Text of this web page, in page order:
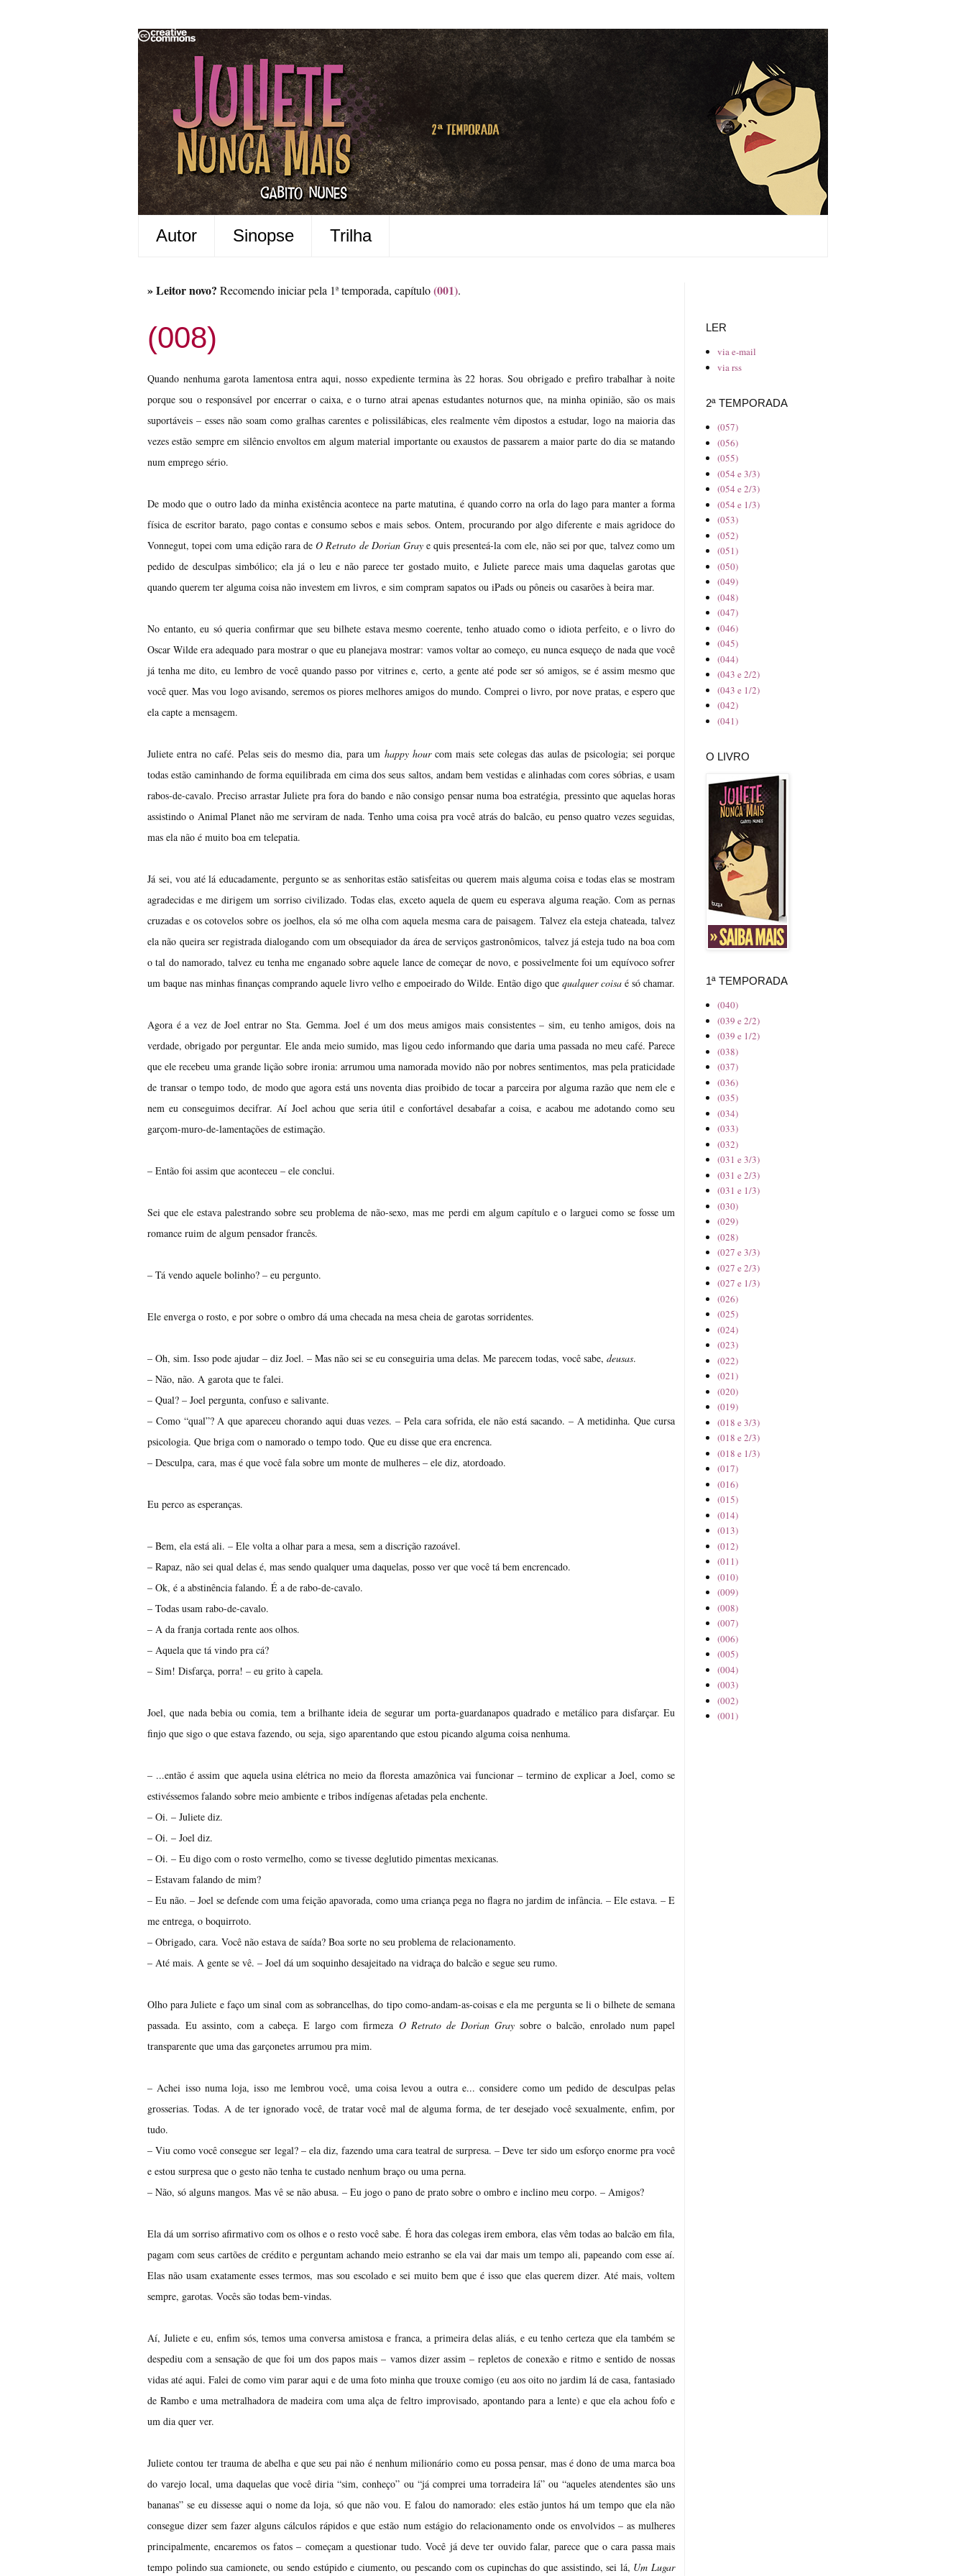
Autor Sinopse Trilha
» Leitor novo? Recomendo iniciar pela 1ª temporada, capítulo(001).
(008)
Quando nenhuma garota lamentosa entra aqui, nosso expediente termina às 22 horas. Sou obrigado e prefiro trabalhar à noite
porque sou o responsável por encerrar o caixa, e o turno atrai apenas estudantes noturnos que, na minha opinião, são os mais
suportáveis – esses não soam como gralhas carentes e polissilábicas, eles realmente vêm dipostos a estudar, logo na maioria das
vezes estão sempre em silêncio envoltos em algum material importante ou exaustos de passarem a maior parte do dia se matando
num emprego sério.
De modo que o outro lado da minha existência acontece na parte matutina, é quando corro na orla do lago para manter a forma
física de escritor barato, pago contas e consumo sebos e mais sebos. Ontem, procurando por algo diferente e mais agridoce do
Vonnegut, topei com uma edição rara deO Retrato de Dorian Graye quis presenteá-la com ele, não sei por que, talvez como um
pedido de desculpas simbólico; ela já o leu e não parece ter gostado muito, e Juliete parece mais uma daquelas garotas que
quando querem ter alguma coisa não investem em livros, e sim compram sapatos ou iPads ou pôneis ou casarões à beira mar.
No entanto, eu só queria confirmar que seu bilhete estava mesmo coerente, tenho atuado como o idiota perfeito, e o livro do
Oscar Wilde era adequado para mostrar o que eu planejava mostrar: vamos voltar ao começo, eu nunca esqueço de nada que você
já tenha me dito, eu lembro de você quando passo por vitrines e, certo, a gente até pode ser só amigos, se é assim mesmo que
você quer. Mas vou logo avisando, seremos os piores melhores amigos do mundo. Comprei o livro, por nove pratas, e espero que
ela capte a mensagem.
Juliete entra no café. Pelas seis do mesmo dia, para um happy hourcom mais sete colegas das aulas de psicologia; sei porque
todas estão caminhando de forma equilibrada em cima dos seus saltos, andam bem vestidas e alinhadas com cores sóbrias, e usam
rabos-de-cavalo. Preciso arrastar Juliete pra fora do bando e não consigo pensar numa boa estratégia, pressinto que aquelas horas
assistindo o Animal Planet não me serviram de nada. Tenho uma coisa pra você atrás do balcão, eu penso quatro vezes seguidas,
mas ela não é muito boa em telepatia.
Já sei, vou até lá educadamente, pergunto se as senhoritas estão satisfeitas ou querem mais alguma coisa e todas elas se mostram
agradecidas e me dirigem um sorriso civilizado. Todas elas, exceto aquela de quem eu esperava alguma reação. Com as pernas
cruzadas e os cotovelos sobre os joelhos, ela só me olha com aquela mesma cara de paisagem. Talvez ela esteja chateada, talvez
ela não queira ser registrada dialogando com um obsequiador da área de serviços gastronômicos, talvez já esteja tudo na boa com
o tal do namorado, talvez eu tenha me enganado sobre aquele lance de começar de novo, e possivelmente foi um equívoco sofrer
um baque nas minhas finanças comprando aquele livro velho e empoeirado do Wilde. Então digo que qualquer coisa é só chamar.
Agora é a vez de Joel entrar no Sta. Gemma. Joel é um dos meus amigos mais consistentes – sim, eu tenho amigos, dois na
verdade, obrigado por perguntar. Ele anda meio sumido, mas ligou cedo informando que daria uma passada no meu café. Parece
que ele recebeu uma grande lição sobre ironia: arrumou uma namorada movido não por nobres sentimentos, mas pela praticidade
de transar o tempo todo, de modo que agora está uns noventa dias proibido de tocar a parceira por alguma razão que nem ele e
nem eu conseguimos decifrar. Aí Joel achou que seria útil e confortável desabafar a coisa, e acabou me adotando como seu
garçom-muro-de-lamentações de estimação.
– Então foi assim que aconteceu – ele conclui.
Sei que ele estava palestrando sobre seu problema de não-sexo, mas me perdi em algum capítulo e o larguei como se fosse um
romance ruim de algum pensador francês.
– Tá vendo aquele bolinho? – eu pergunto.
Ele enverga o rosto, e por sobre o ombro dá uma checada na mesa cheia de garotas sorridentes.
– Oh, sim. Isso pode ajudar – diz Joel. – Mas não sei se eu conseguiria uma delas. Me parecem todas, você sabe, deusas.
– Não, não. A garota que te falei.
– Qual? – Joel pergunta, confuso e salivante.
– Como “qual”? A que apareceu chorando aqui duas vezes. – Pela cara sofrida, ele não está sacando. – A metidinha. Que cursa
psicologia. Que briga com o namorado o tempo todo. Que eu disse que era encrenca.
– Desculpa, cara, mas é que você fala sobre um monte de mulheres – ele diz, atordoado.
Eu perco as esperanças.
– Bem, ela está ali. – Ele volta a olhar para a mesa, sem a discrição razoável.
– Rapaz, não sei qual delas é, mas sendo qualquer uma daquelas, posso ver que você tá bem encrencado.
– Ok, é a abstinência falando. É a de rabo-de-cavalo.
– Todas usam rabo-de-cavalo.
– A da franja cortada rente aos olhos.
– Aquela que tá vindo pra cá?
– Sim! Disfarça, porra! – eu grito à capela.
Joel, que nada bebia ou comia, tem a brilhante ideia de segurar um porta-guardanapos quadrado e metálico para disfarçar. Eu
finjo que sigo o que estava fazendo, ou seja, sigo aparentando que estou picando alguma coisa nenhuma.
– ...então é assim que aquela usina elétrica no meio da floresta amazônica vai funcionar – termino de explicar a Joel, como se
estivéssemos falando sobre meio ambiente e tribos indígenas afetadas pela enchente.
– Oi. – Juliete diz.
– Oi. – Joel diz.
– Oi. – Eu digo com o rosto vermelho, como se tivesse deglutido pimentas mexicanas.
– Estavam falando de mim?
– Eu não. – Joel se defende com uma feição apavorada, como uma criança pega no flagra no jardim de infância. – Ele estava. – E
me entrega, o boquirroto.
– Obrigado, cara. Você não estava de saída? Boa sorte no seu problema de relacionamento.
– Até mais. A gente se vê. – Joel dá um soquinho desajeitado na vidraça do balcão e segue seu rumo.
Olho para Juliete e faço um sinal com as sobrancelhas, do tipo como-andam-as-coisas e ela me pergunta se li o bilhete de semana
passada. Eu assinto, com a cabeça. E largo com firmeza O Retrato de Dorian Graysobre o balcão, enrolado num papel
transparente que uma das garçonetes arrumou pra mim.
– Achei isso numa loja, isso me lembrou você, uma coisa levou a outra e... considere como um pedido de desculpas pelas
grosserias. Todas. A de ter ignorado você, de tratar você mal de alguma forma, de ter desejado você sexualmente, enfim, por
tudo.
– Viu como você consegue ser legal? – ela diz, fazendo uma cara teatral de surpresa. – Deve ter sido um esforço enorme pra você
e estou surpresa que o gesto não tenha te custado nenhum braço ou uma perna.
– Não, só alguns mangos. Mas vê se não abusa. – Eu jogo o pano de prato sobre o ombro e inclino meu corpo. – Amigos?
Ela dá um sorriso afirmativo com os olhos e o resto você sabe. É hora das colegas irem embora, elas vêm todas ao balcão em fila,
pagam com seus cartões de crédito e perguntam achando meio estranho se ela vai dar mais um tempo ali, papeando com esse aí.
Elas não usam exatamente esses termos, mas sou escolado e sei muito bem que é isso que elas querem dizer. Até mais, voltem
sempre, garotas. Vocês são todas bem-vindas.
Aí, Juliete e eu, enfim sós, temos uma conversa amistosa e franca, a primeira delas aliás, e eu tenho certeza que ela também se
despediu com a sensação de que foi um dos papos mais – vamos dizer assim – repletos de conexão e ritmo e sentido de nossas
vidas até aqui. Falei de como vim parar aqui e de uma foto minha que trouxe comigo (eu aos oito no jardim lá de casa, fantasiado
de Rambo e uma metralhadora de madeira com uma alça de feltro improvisado, apontando para a lente) e que ela achou fofo e
um dia quer ver.
Juliete contou ter trauma de abelha e que seu pai não é nenhum milionário como eu possa pensar, mas é dono de uma marca boa
do varejo local, uma daquelas que você diria “sim, conheço” ou “já comprei uma torradeira lá” ou “aqueles atendentes são uns
bananas” se eu dissesse aqui o nome da loja, só que não vou. E falou do namorado: eles estão juntos há um tempo que ela não
consegue dizer sem fazer alguns cálculos rápidos e que estão num estágio do relacionamento onde os envolvidos – as mulheres
principalmente, encaremos os fatos – começam a questionar tudo. Você já deve ter ouvido falar, parece que o cara passa mais
tempo polindo sua camionete, ou sendo estúpido e ciumento, ou pescando com os cupinchas do que assistindo, sei lá, Um Lugar
LER
via e-mail
via rss
2ª TEMPORADA
(057)
(056)
(055)
(054 e 3/3)
(054 e 2/3)
(054 e 1/3)
(053)
(052)
(051)
(050)
(049)
(048)
(047)
(046)
(045)
(044)
(043 e 2/2)
(043 e 1/2)
(042)
(041)
O LIVRO
1ª TEMPORADA
(040)
(039 e 2/2)
(039 e 1/2)
(038)
(037)
(036)
(035)
(034)
(033)
(032)
(031 e 3/3)
(031 e 2/3)
(031 e 1/3)
(030)
(029)
(028)
(027 e 3/3)
(027 e 2/3)
(027 e 1/3)
(026)
(025)
(024)
(023)
(022)
(021)
(020)
(019)
(018 e 3/3)
(018 e 2/3)
(018 e 1/3)
(017)
(016)
(015)
(014)
(013)
(012)
(011)
(010)
(009)
(008)
(007)
(006)
(005)
(004)
(003)
(002)
(001)